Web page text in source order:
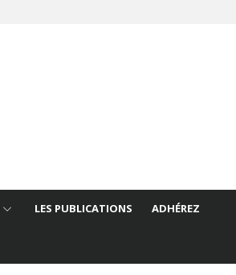
LES PUBLICATIONS ADHÉREZ